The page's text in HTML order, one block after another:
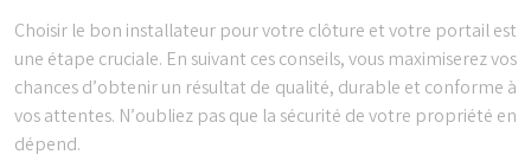
Choisir le bon installateur pour votre clôture et votre portail est
une étape cruciale. En suivant ces conseils, vous maximiserez vos
chances d’obtenir un résultat de qualité, durable et conforme à
vos attentes. N’oubliez pas que la sécurité de votre propriété en
dépend.